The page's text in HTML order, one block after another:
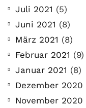
Juli 2021 (5)
Juni 2021 (8)
März 2021 (8)
Februar 2021 (9)
Januar 2021 (8)
Dezember 2020
November 2020